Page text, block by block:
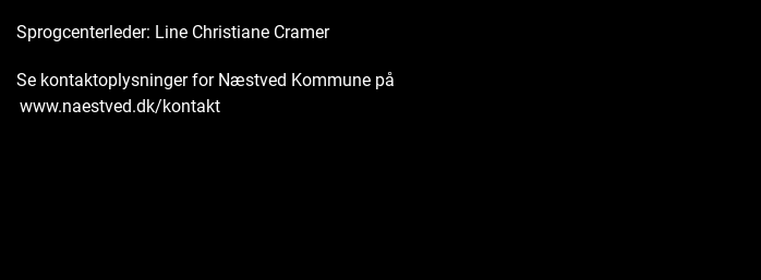
Sprogcenterleder: Line Christiane Cramer
Se kontaktoplysninger for Næstved Kommune på
www.naestved.dk/kontakt